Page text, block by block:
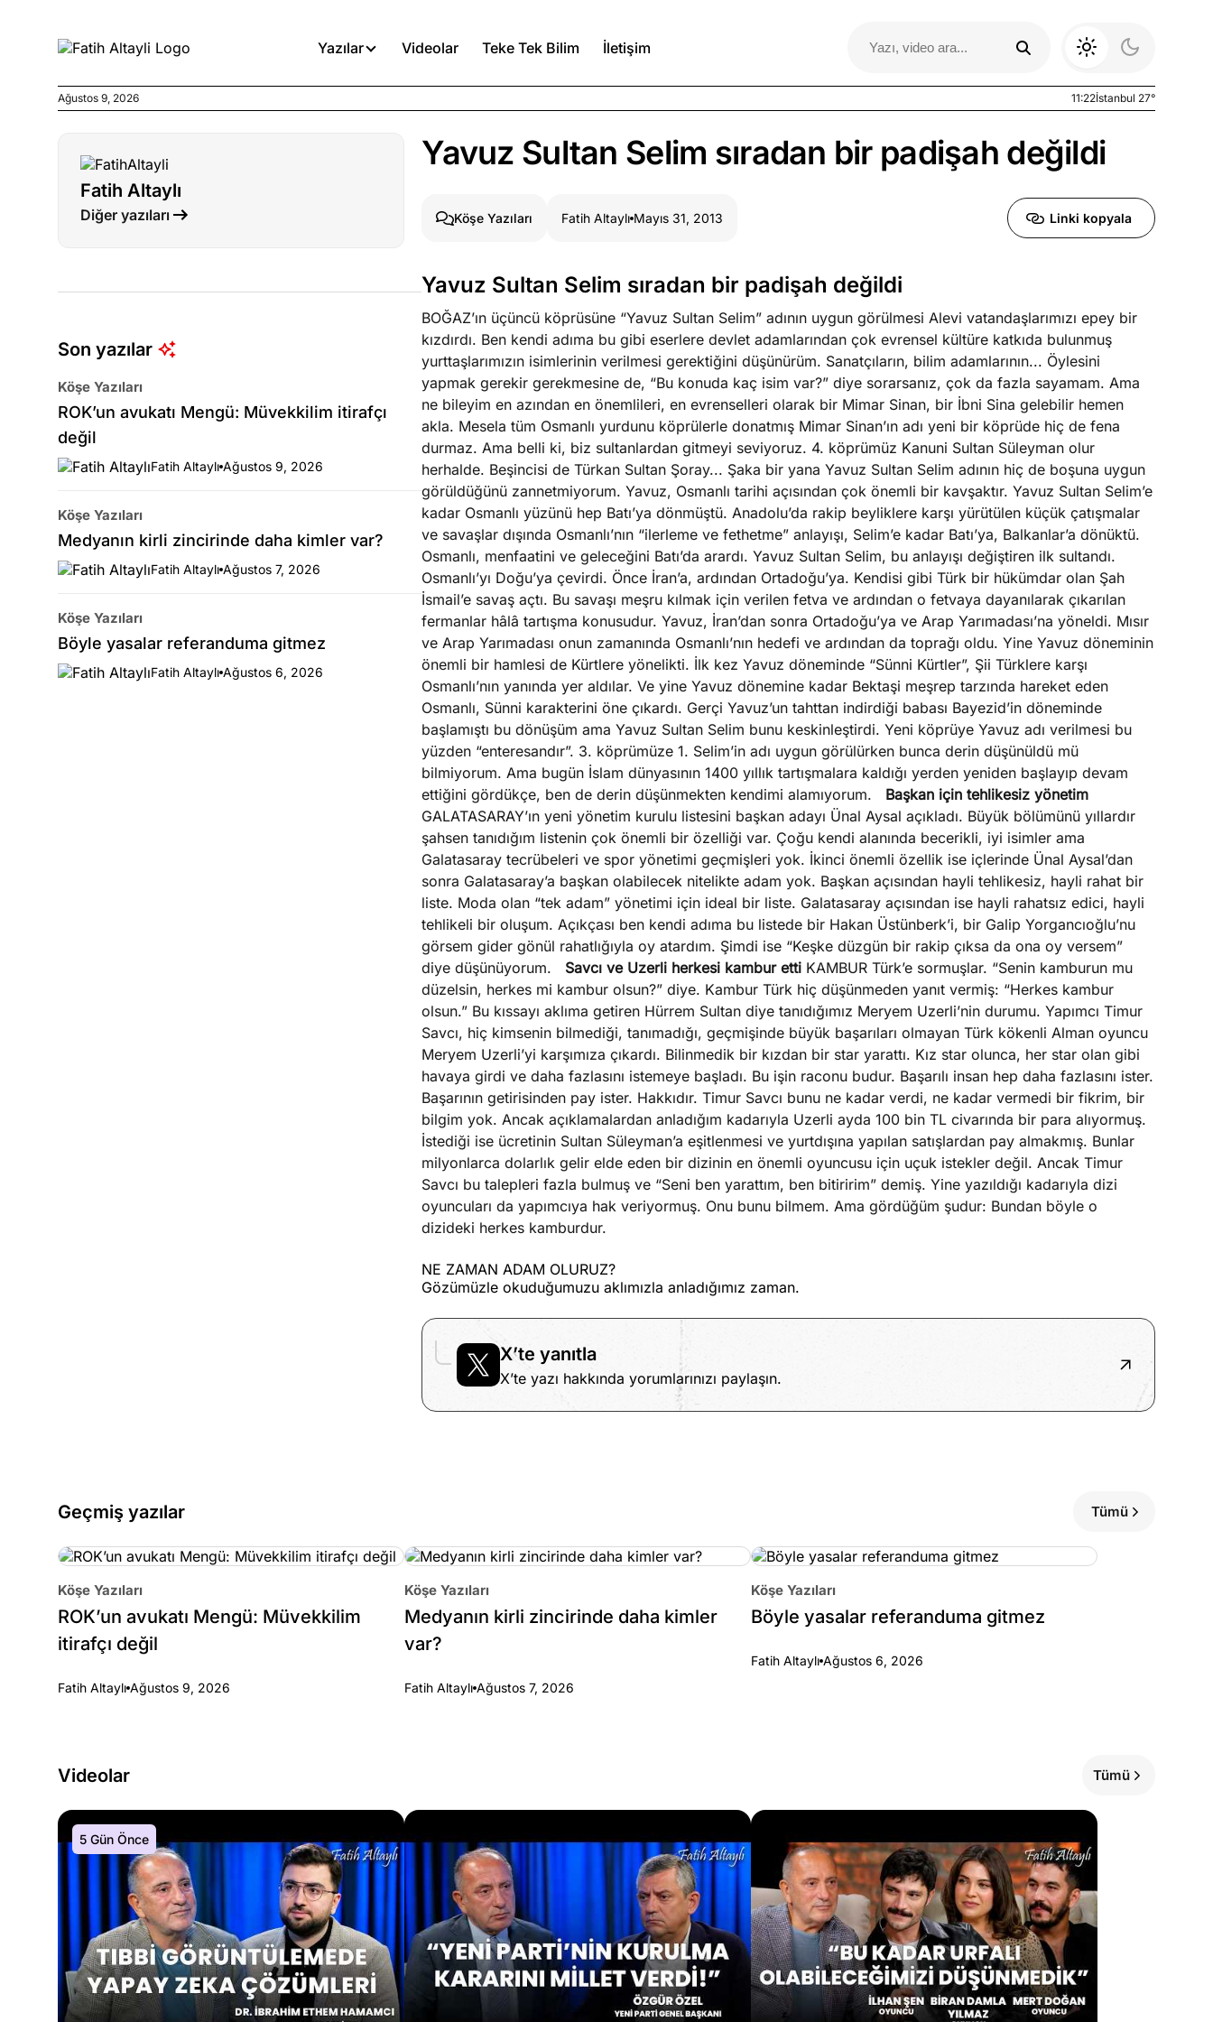
Yazılar Videolar Teke Tek Bilim İletişim
ROK’un avukatı Mengü: Müvekkilim itirafçı
Ağustos 7, 2026
Köşe Yazıları Ağustos 6, 2026
Böyle yasalar referanduma gitmez Köşe Yazıları Spor Yazıları Otomobil Yazıları
Ağustos 9, 2026 11:22İstanbul 27°
Fatih Altaylı
Diğer yazıları
Son yazılar
Köşe Yazıları
ROK’un avukatı Mengü: Müvekkilim itirafçı
değil
Fatih Altaylı Ağustos 9, 2026
Köşe Yazıları
Medyanın kirli zincirinde daha kimler var?
Fatih Altaylı Ağustos 7, 2026
Köşe Yazıları
Böyle yasalar referanduma gitmez
Fatih Altaylı Ağustos 6, 2026
Yavuz Sultan Selim sıradan bir padişah değildi
Köşe Yazıları Fatih Altaylı Mayıs 31, 2013 Linki kopyala
Yavuz Sultan Selim sıradan bir padişah değildi
BOĞAZ’ın üçüncü köprüsüne “Yavuz Sultan Selim” adının uygun görülmesi Alevi vatandaşlarımızı epey bir
kızdırdı. Ben kendi adıma bu gibi eserlere devlet adamlarından çok evrensel kültüre katkıda bulunmuş
yurttaşlarımızın isimlerinin verilmesi gerektiğini düşünürüm. Sanatçıların, bilim adamlarının... Öylesini
yapmak gerekir gerekmesine de, “Bu konuda kaç isim var?” diye sorarsanız, çok da fazla sayamam. Ama
ne bileyim en azından en önemlileri, en evrenselleri olarak bir Mimar Sinan, bir İbni Sina gelebilir hemen
akla. Mesela tüm Osmanlı yurdunu köprülerle donatmış Mimar Sinan’ın adı yeni bir köprüde hiç de fena
durmaz. Ama belli ki, biz sultanlardan gitmeyi seviyoruz. 4. köprümüz Kanuni Sultan Süleyman olur
herhalde. Beşincisi de Türkan Sultan Şoray... Şaka bir yana Yavuz Sultan Selim adının hiç de boşuna uygun
görüldüğünü zannetmiyorum. Yavuz, Osmanlı tarihi açısından çok önemli bir kavşaktır. Yavuz Sultan Selim’e
kadar Osmanlı yüzünü hep Batı’ya dönmüştü. Anadolu’da rakip beyliklere karşı yürütülen küçük çatışmalar
ve savaşlar dışında Osmanlı’nın “ilerleme ve fethetme” anlayışı, Selim’e kadar Batı’ya, Balkanlar’a dönüktü.
Osmanlı, menfaatini ve geleceğini Batı’da arardı. Yavuz Sultan Selim, bu anlayışı değiştiren ilk sultandı.
Osmanlı’yı Doğu’ya çevirdi. Önce İran’a, ardından Ortadoğu’ya. Kendisi gibi Türk bir hükümdar olan Şah
İsmail’e savaş açtı. Bu savaşı meşru kılmak için verilen fetva ve ardından o fetvaya dayanılarak çıkarılan
fermanlar hâlâ tartışma konusudur. Yavuz, İran’dan sonra Ortadoğu’ya ve Arap Yarımadası’na yöneldi. Mısır
ve Arap Yarımadası onun zamanında Osmanlı’nın hedefi ve ardından da toprağı oldu. Yine Yavuz döneminin
önemli bir hamlesi de Kürtlere yönelikti. İlk kez Yavuz döneminde “Sünni Kürtler”, Şii Türklere karşı
Osmanlı’nın yanında yer aldılar. Ve yine Yavuz dönemine kadar Bektaşi meşrep tarzında hareket eden
Osmanlı, Sünni karakterini öne çıkardı. Gerçi Yavuz’un tahttan indirdiği babası Bayezid’in döneminde
başlamıştı bu dönüşüm ama Yavuz Sultan Selim bunu keskinleştirdi. Yeni köprüye Yavuz adı verilmesi bu
yüzden “enteresandır”. 3. köprümüze 1. Selim’in adı uygun görülürken bunca derin düşünüldü mü
bilmiyorum. Ama bugün İslam dünyasının 1400 yıllık tartışmalara kaldığı yerden yeniden başlayıp devam
ettiğini gördükçe, ben de derin düşünmekten kendimi alamıyorum. Başkan için tehlikesiz yönetim
GALATASARAY’ın yeni yönetim kurulu listesini başkan adayı Ünal Aysal açıkladı. Büyük bölümünü yıllardır
şahsen tanıdığım listenin çok önemli bir özelliği var. Çoğu kendi alanında becerikli, iyi isimler ama
Galatasaray tecrübeleri ve spor yönetimi geçmişleri yok. İkinci önemli özellik ise içlerinde Ünal Aysal’dan
sonra Galatasaray’a başkan olabilecek nitelikte adam yok. Başkan açısından hayli tehlikesiz, hayli rahat bir
liste. Moda olan “tek adam” yönetimi için ideal bir liste. Galatasaray açısından ise hayli rahatsız edici, hayli
tehlikeli bir oluşum. Açıkçası ben kendi adıma bu listede bir Hakan Üstünberk’i, bir Galip Yorgancıoğlu’nu
görsem gider gönül rahatlığıyla oy atardım. Şimdi ise “Keşke düzgün bir rakip çıksa da ona oy versem”
diye düşünüyorum. Savcı ve Uzerli herkesi kambur etti KAMBUR Türk’e sormuşlar. “Senin kamburun mu
düzelsin, herkes mi kambur olsun?” diye. Kambur Türk hiç düşünmeden yanıt vermiş: “Herkes kambur
olsun.” Bu kıssayı aklıma getiren Hürrem Sultan diye tanıdığımız Meryem Uzerli’nin durumu. Yapımcı Timur
Savcı, hiç kimsenin bilmediği, tanımadığı, geçmişinde büyük başarıları olmayan Türk kökenli Alman oyuncu
Meryem Uzerli’yi karşımıza çıkardı. Bilinmedik bir kızdan bir star yarattı. Kız star olunca, her star olan gibi
havaya girdi ve daha fazlasını istemeye başladı. Bu işin raconu budur. Başarılı insan hep daha fazlasını ister.
Başarının getirisinden pay ister. Hakkıdır. Timur Savcı bunu ne kadar verdi, ne kadar vermedi bir fikrim, bir
bilgim yok. Ancak açıklamalardan anladığım kadarıyla Uzerli ayda 100 bin TL civarında bir para alıyormuş.
İstediği ise ücretinin Sultan Süleyman’a eşitlenmesi ve yurtdışına yapılan satışlardan pay almakmış. Bunlar
milyonlarca dolarlık gelir elde eden bir dizinin en önemli oyuncusu için uçuk istekler değil. Ancak Timur
Savcı bu talepleri fazla bulmuş ve “Seni ben yarattım, ben bitiririm” demiş. Yine yazıldığı kadarıyla dizi
oyuncuları da yapımcıya hak veriyormuş. Onu bunu bilmem. Ama gördüğüm şudur: Bundan böyle o
dizideki herkes kamburdur.
NE ZAMAN ADAM OLURUZ?
Gözümüzle okuduğumuzu aklımızla anladığımız zaman.
X’te yanıtla
X’te yazı hakkında yorumlarınızı paylaşın.
Geçmiş yazılar Tümü
Köşe Yazıları
ROK’un avukatı Mengü: Müvekkilim
itirafçı değil
Fatih Altaylı Ağustos 9, 2026
Köşe Yazıları
Medyanın kirli zincirinde daha kimler
var?
Fatih Altaylı Ağustos 7, 2026
Köşe Yazıları
Böyle yasalar referanduma gitmez
Fatih Altaylı Ağustos 6, 2026
Videolar Tümü
5 Gün Önce